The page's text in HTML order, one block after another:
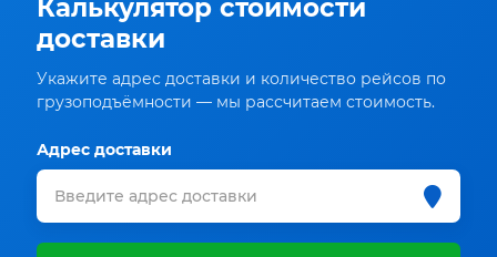
Калькулятор стоимости
доставки
Укажите адрес доставки и количество рейсов по
грузоподъёмности — мы рассчитаем стоимость.
Адрес доставки